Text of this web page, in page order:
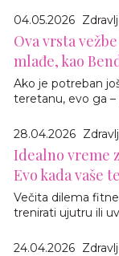
04.05.2026
Ova vrsta
mlađe, kao
Ako je potreban
teretanu, evo ga –
28.04.2026
Idealno vreme
Evo kada vaše
Večita dilema
trenirati ujutru ili
24.04.2026